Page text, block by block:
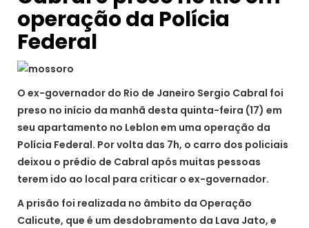
operação da Polícia
Federal
O ex-governador do Rio de Janeiro Sergio Cabral foi
preso no início da manhã desta quinta-feira (17) em
seu apartamento no Leblon em uma operação da
Polícia Federal. Por volta das 7h, o carro dos policiais
deixou o prédio de Cabral após muitas pessoas
terem ido ao local para criticar o ex-governador.
A prisão foi realizada no âmbito da Operação
Calicute, que é um desdobramento da Lava Jato, e